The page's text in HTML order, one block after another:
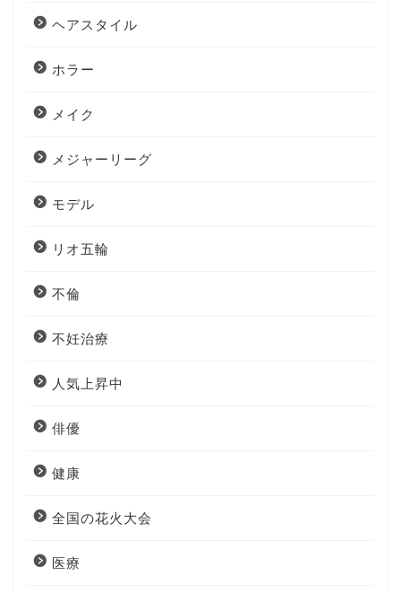
ヘアスタイル
ホラー
メイク
メジャーリーグ
モデル
リオ五輪
不倫
不妊治療
人気上昇中
俳優
健康
全国の花火大会
医療